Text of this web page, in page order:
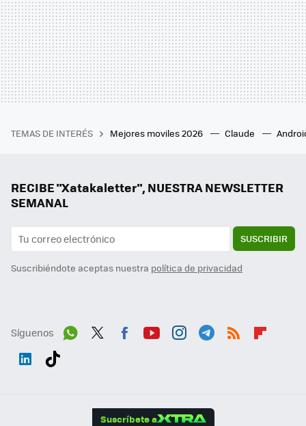
TEMAS DE INTERÉS Mejores moviles 2026 Claude
RECIBE "Xatakaletter", NUESTRA NEWSLETTER
SEMANAL
SUSCRIBIR
Suscribiéndote aceptas nuestra política de privacidad
Síguenos
Suscríbete a